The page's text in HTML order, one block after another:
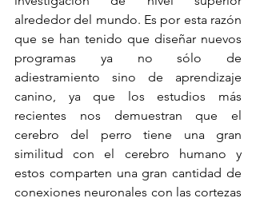
alrededor del mundo. Es por esta razón
que se han tenido que diseñar nuevos
programas ya no sólo de
adiestramiento sino de aprendizaje
canino, ya que los estudios más
recientes nos demuestran que el
cerebro del perro tiene una gran
similitud con el cerebro humano y
estos comparten una gran cantidad de
conexiones neuronales con las cortezas